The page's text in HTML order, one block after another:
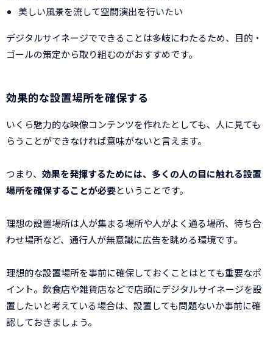
美しい風景を流して空間演出を行いたい
デジタルサイネージでできることは多岐にわたるため、目的・
ゴールの策定から取り組むのがおすすめです。
効果的な設置場所を確保する
いくら魅力的な映像コンテンツを作れたとしても、人に見ても
らうことができなければ意味がないと言えます。
つまり、 効果を発揮するためには、多くの人の目に触れる設置
場所を確保することが必要ということです。
理想の設置場所は人が集まる場所や人がよく通る場所、待ち合
わせ場所など、通行人が無意識に広告を眺める環境です。
理想的な設置場所を事前に確保しておくことはとても重要なポ
イント。飲食店や雑貨店などで店頭にデジタルサイネージを設
置したいと考えている場合は、設置しても問題ないか事前に確
認しておきましょう。